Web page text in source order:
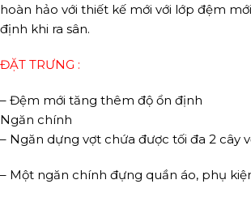
hoàn hảo với thiết kế mới với lớp đệm
định khi ra sân.
ĐẶT TRƯNG :
– Đệm mới tăng thêm độ ổn định
Ngăn chính
– Ngăn dựng vợt chứa được tối đa 2 cây
– Một ngăn chính đựng quần áo, phụ